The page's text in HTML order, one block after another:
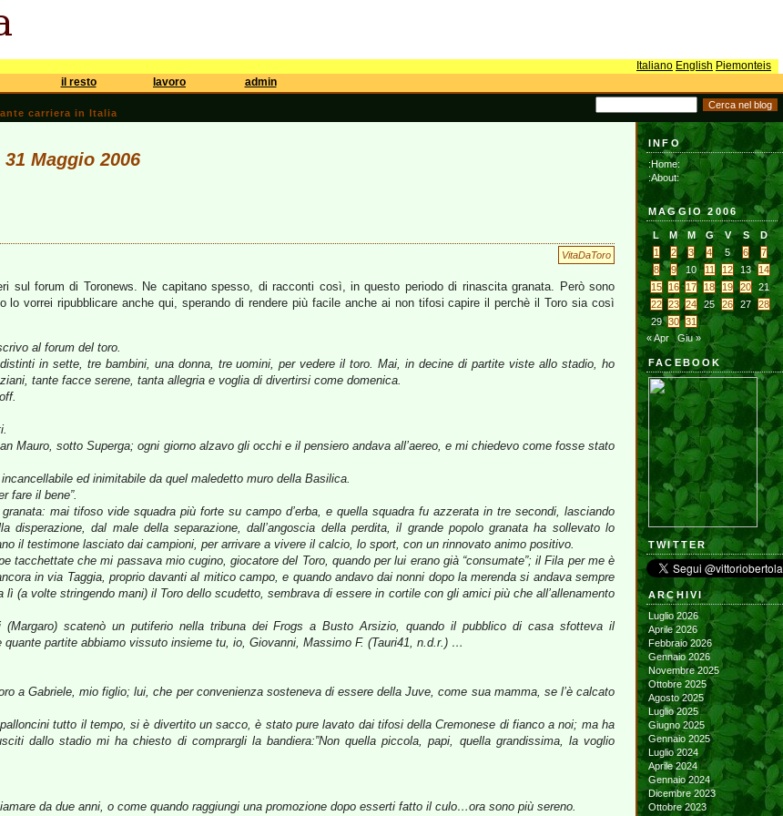
Italiano English Piemonteis
il resto lavoro admin
carriera in Italia
Maggio 2006
VitaDaToro
sul forum di Toronews. Ne capitano spesso, di racconti così, in questo periodo di rinascita granata. Però sono
lo vorrei ripubblicare anche qui, sperando di rendere più facile anche ai non tifosi capire il perchè il Toro sia così
al forum del toro.
in sette, tre bambini, una donna, tre uomini, per vedere il toro. Mai, in decine di partite viste allo stadio, ho
tante facce serene, tanta allegria e voglia di divertirsi come domenica.
Mauro, sotto Superga; ogni giorno alzavo gli occhi e il pensiero andava all’aereo, e mi chiedevo come fosse stato
ed inimitabile da quel maledetto muro della Basilica.
fare il bene”.
mai tifoso vide squadra più forte su campo d’erba, e quella squadra fu azzerata in tre secondi, lasciando
disperazione, dal male della separazione, dall’angoscia della perdita, il grande popolo granata ha sollevato lo
il testimone lasciato dai campioni, per arrivare a vivere il calcio, lo sport, con un rinnovato animo positivo.
tacchettate che mi passava mio cugino, giocatore del Toro, quando per lui erano già “consumate”; il Fila per me è
in via Taggia, proprio davanti al mitico campo, e quando andavo dai nonni dopo la merenda si andava sempre
lì (a volte stringendo mani) il Toro dello scudetto, sembrava di essere in cortile con gli amici più che all’allenamento
(Margaro) scatenò un putiferio nella tribuna dei Frogs a Busto Arsizio, quando il pubblico di casa sfotteva il
partite abbiamo vissuto insieme tu, io, Giovanni, Massimo F. (Tauri41, n.d.r.) …
a Gabriele, mio figlio; lui, che per convenienza sosteneva di essere della Juve, come sua mamma, se l’è calcato
tutto il tempo, si è divertito un sacco, è stato pure lavato dai tifosi della Cremonese di fianco a noi; ma ha
dallo stadio mi ha chiesto di comprargli la bandiera:”Non quella piccola, papi, quella grandissima, la voglio
da due anni, o come quando raggiungi una promozione dopo esserti fatto il culo…ora sono più sereno.
INFO
:Home:
:About:
MAGGIO 2006
L M M G V S
D
1
2 3 4 5 6
7
8
9 10 11 12 13
14
15
16 17 18 19 20
21
22
23 24 25 26 27
28
29
30
31
« Apr
Giu »
FACEBOOK
TWITTER
ARCHIVI
Luglio 2026
Aprile 2026
Febbraio 2026
Gennaio 2026
Novembre 2025
Ottobre 2025
Agosto 2025
Luglio 2025
Giugno 2025
Gennaio 2025
Luglio 2024
Aprile 2024
Gennaio 2024
Dicembre 2023
Ottobre 2023